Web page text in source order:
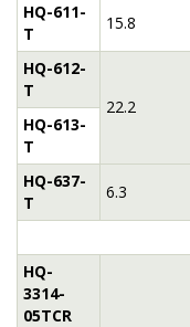
HQ-611-
T
15.8
HQ-612-
T
22.2
HQ-613-
T
HQ-637-
T
6.3
HQ-
3314-
05TCR